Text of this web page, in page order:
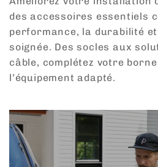
des accessoires essentiels
performance, la durabilité
soignée. Des socles aux
câble, complétez votre
l’équipement adapté.